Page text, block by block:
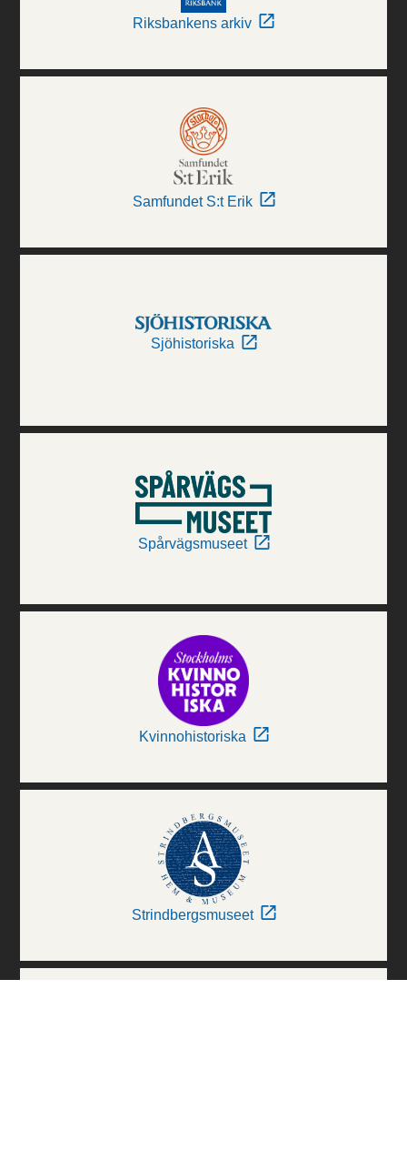
Riksbankens arkiv
Samfundet S:t Erik
Sjöhistoriska
Spårvägsmuseet
Kvinnohistoriska
Strindbergsmuseet